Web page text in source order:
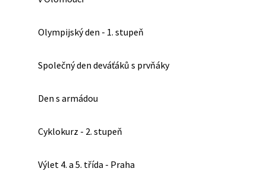
Olympijský den - 1. stupeň
Společný den deváťáků s prvňáky
Den s armádou
Cyklokurz - 2. stupeň
Výlet 4. a 5. třída - Praha